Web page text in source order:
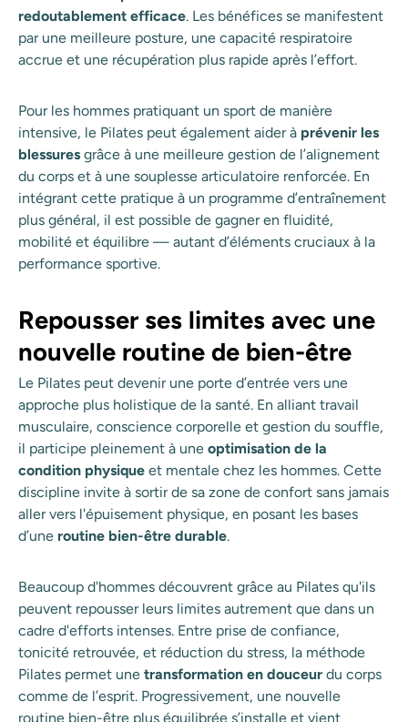
redoutablement efficace. Les bénéfices se manifestent
par une meilleure posture, une capacité respiratoire
accrue et une récupération plus rapide après l’effort.
Pour les hommes pratiquant un sport de manière
intensive, le Pilates peut également aider à prévenir les
blessures grâce à une meilleure gestion de l’alignement
du corps et à une souplesse articulatoire renforcée. En
intégrant cette pratique à un programme d’entraînement
plus général, il est possible de gagner en fluidité,
mobilité et équilibre — autant d’éléments cruciaux à la
performance sportive.
Repousser ses limites avec une
nouvelle routine de bien-être
Le Pilates peut devenir une porte d’entrée vers une
approche plus holistique de la santé. En alliant travail
musculaire, conscience corporelle et gestion du souffle,
il participe pleinement à une optimisation de la
condition physique et mentale chez les hommes. Cette
discipline invite à sortir de sa zone de confort sans jamais
aller vers l'épuisement physique, en posant les bases
d’une routine bien-être durable.
Beaucoup d'hommes découvrent grâce au Pilates qu'ils
peuvent repousser leurs limites autrement que dans un
cadre d'efforts intenses. Entre prise de confiance,
tonicité retrouvée, et réduction du stress, la méthode
Pilates permet une transformation en douceur du corps
comme de l’esprit. Progressivement, une nouvelle
routine bien-être plus équilibrée s’installe et vient